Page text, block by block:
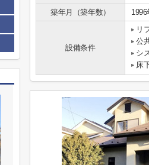
築年月（築年数）
設備条件
リ
公
シ
床